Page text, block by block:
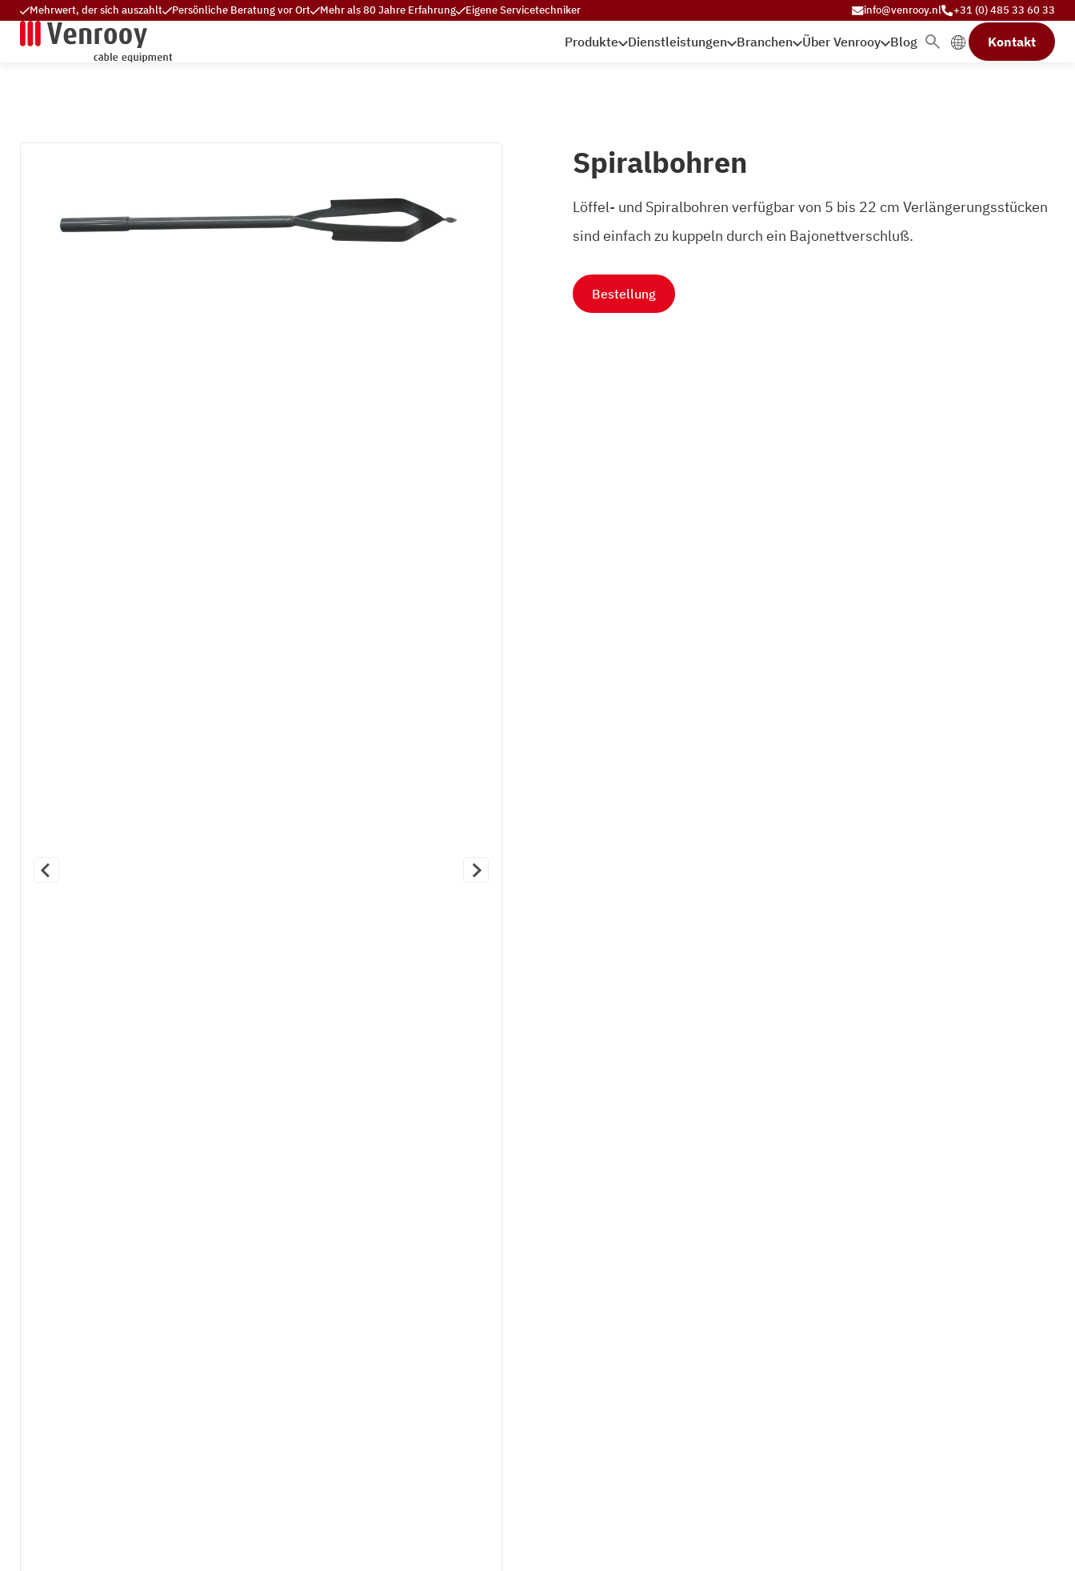
Mehrwert, der sich auszahlt Persönliche Beratung vor Ort Mehr als 80 Jahre Erfahrung Eigene Servicetechniker info@venrooy.nl +31 (0) 485 33 60 33
Produkte Dienstleistungen Branchen Über Venrooy Blog Kontakt
Spiralbohren
Löffel- und Spiralbohren verfügbar von 5 bis 22 cm Verlängerungsstücken
sind einfach zu kuppeln durch ein Bajonettverschluß.
Bestellung